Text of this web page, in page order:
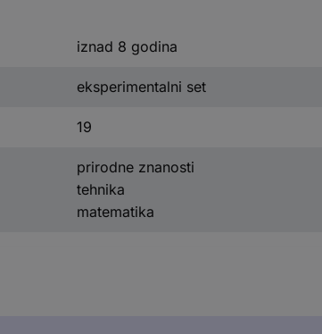
iznad 8 godina
eksperimentalni set
19
prirodne znanosti
tehnika
matematika